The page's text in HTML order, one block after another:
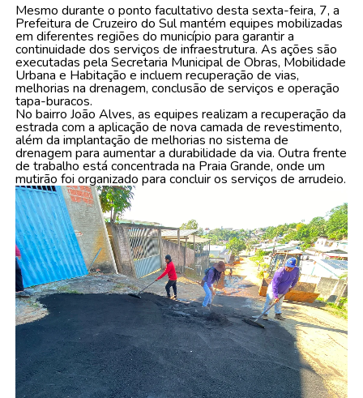
Mesmo durante o ponto facultativo desta sexta-feira, 7, a
Prefeitura de Cruzeiro do Sul mantém equipes mobilizadas
em diferentes regiões do município para garantir a
continuidade dos serviços de infraestrutura. As ações são
executadas pela Secretaria Municipal de Obras, Mobilidade
Urbana e Habitação e incluem recuperação de vias,
melhorias na drenagem, conclusão de serviços e operação
tapa-buracos.
No bairro João Alves, as equipes realizam a recuperação da
estrada com a aplicação de nova camada de revestimento,
além da implantação de melhorias no sistema de
drenagem para aumentar a durabilidade da via. Outra frente
de trabalho está concentrada na Praia Grande, onde um
mutirão foi organizado para concluir os serviços de arrudeio.